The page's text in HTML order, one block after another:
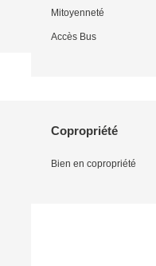
Mitoyenneté
Accès Bus
Copropriété
Bien en copropriété